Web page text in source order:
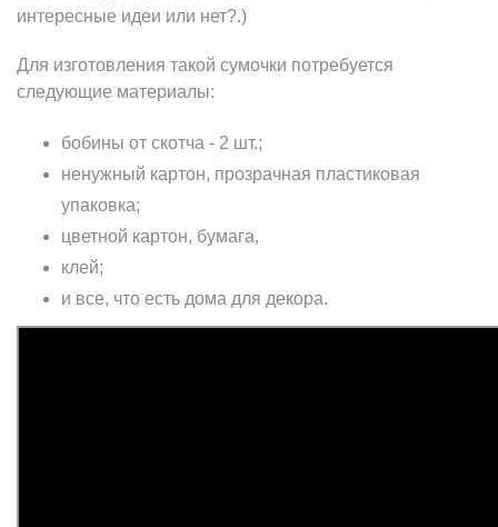
интересные идеи или нет?.)
Для изготовления такой сумочки потребуется
следующие материалы:
бобины от скотча - 2 шт.;
ненужный картон, прозрачная пластиковая
упаковка;
цветной картон, бумага,
клей;
и все, что есть дома для декора.